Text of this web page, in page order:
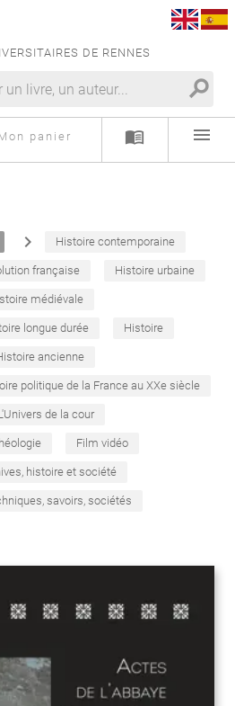
DE RENNES
search
panier menu_book menu
navigate_next Histoire contemporaine
française Histoire urbaine
médiévale
longue durée Histoire
ancienne
politique de la France au XXe siècle
de la cour
Film vidéo
histoire et société
savoirs, sociétés